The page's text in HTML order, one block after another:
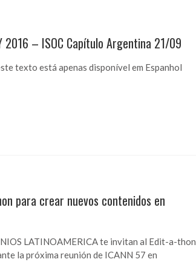
2016 – ISOC Capítulo Argentina 21/09
texto está apenas disponível em Espanhol
para crear nuevos contenidos en
LATINOAMERICA te invitan al Edit-a-thon
la próxima reunión de ICANN 57 en